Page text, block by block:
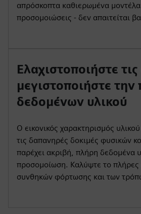
απρόσκοπτα καθιερωμένα
προσομοιώσεις - δεν απαιτείται
Ελαχιστοποιήστε
μεγιστοποιήστε την
δεδομένων υλικού
Ο εικονικός χαρακτηρισμός
τις δαπανηρές δοκιμές φυσικών
παρέχει ακριβή, πλήρη δεδομένα
προσομοίωση. Καλύψτε το
συνθηκών φόρτωσης και των